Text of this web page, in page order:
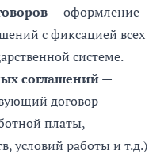
— оформление
с фиксацией всех
системе.
соглашений—
договор
платы,
условий работы и т.д.)